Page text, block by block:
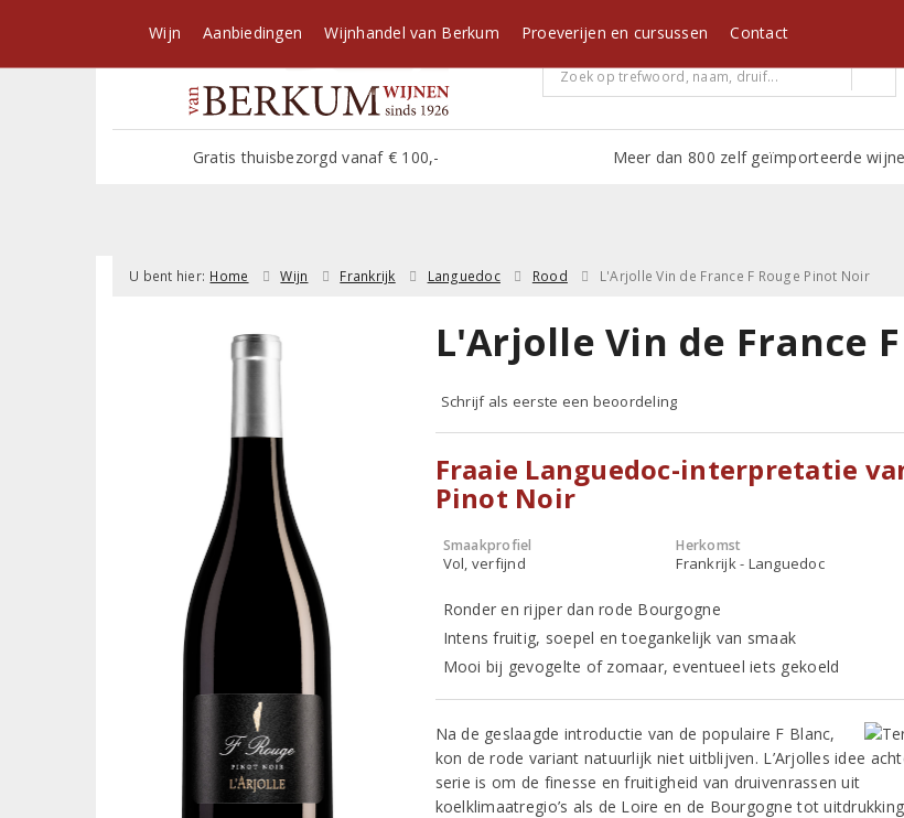
Gratis thuisbezorgd vanaf € 100,- Meer dan 800 zelf geïmporteerde
Wijn Aanbiedingen Wijnhandel van Berkum Proeverijen en cursussen Contact
U bent hier: Home Wijn Frankrijk Languedoc Rood L'Arjolle Vin de France F Rouge Pinot Noir
L'Arjolle Vin de France
Schrijf als eerste een beoordeling
Fraaie Languedoc-interpretatie
Pinot Noir
Smaakprofiel
Vol, verfijnd
Herkomst
Frankrijk - Languedoc
Ronder en rijper dan rode Bourgogne
Intens fruitig, soepel en toegankelijk van smaak
Mooi bij gevogelte of zomaar, eventueel iets gekoeld
Na de geslaagde introductie van de populaire F Blanc,
kon de rode variant natuurlijk niet uitblijven. L’Arjolles idee
serie is om de finesse en fruitigheid van druivenrassen uit
koelklimaatregio’s als de Loire en de Bourgogne tot